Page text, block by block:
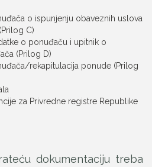
o ispunjenju obaveznih uslova
C)
o ponuđaču i upitnik o
(Prilog D)
rekapitulacija ponude (Prilog
za Privredne registre Republike
dokumentaciju treba